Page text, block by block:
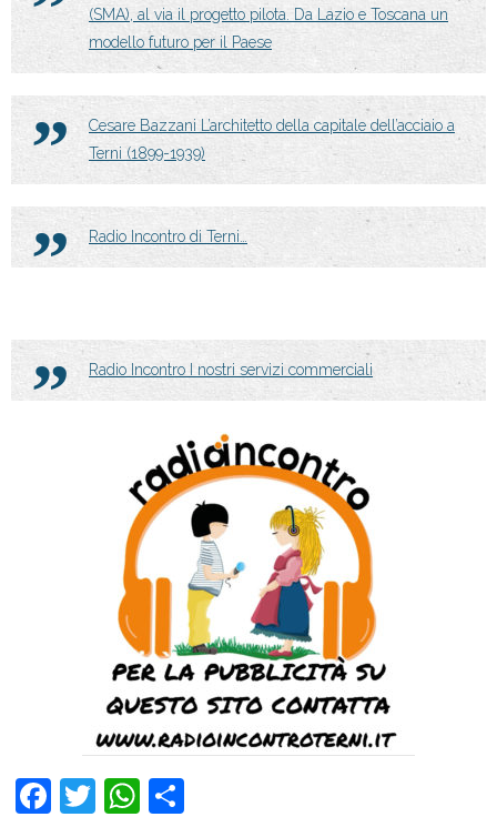
(SMA), al via il progetto pilota. Da Lazio e Toscana un
modello futuro per il Paese
Cesare Bazzani L’architetto della capitale dell’acciaio a
Terni (1899-1939)
Radio Incontro di Terni…
Radio Incontro I nostri servizi commerciali
F
T
W